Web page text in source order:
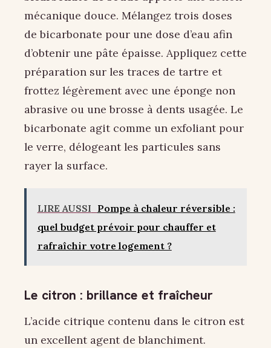
mécanique douce. Mélangez trois doses
de bicarbonate pour une dose d’eau afin
d’obtenir une pâte épaisse. Appliquez cette
préparation sur les traces de tartre et
frottez légèrement avec une éponge non
abrasive ou une brosse à dents usagée. Le
bicarbonate agit comme un exfoliant pour
le verre, délogeant les particules sans
rayer la surface.
LIRE AUSSI Pompe à chaleur réversible :
quel budget prévoir pour chauffer et
rafraîchir votre logement ?
Le citron : brillance et fraîcheur
L’acide citrique contenu dans le citron est
un excellent agent de blanchiment.